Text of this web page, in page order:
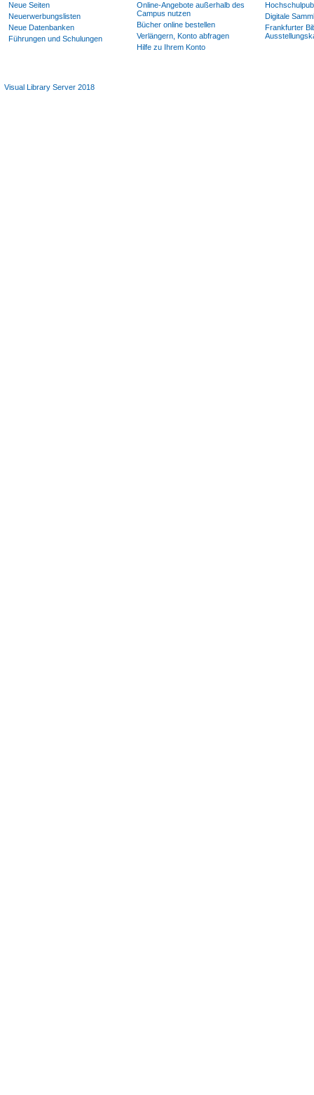
Neue Seiten
Neuerwerbungslisten
Neue Datenbanken
Führungen und Schulungen
Online-Angebote außerhalb des
Campus nutzen
Bücher online bestellen
Verlängern, Konto abfragen
Hilfe zu Ihrem Konto
Digitale
Frankfurter
Visual Library Server 2018